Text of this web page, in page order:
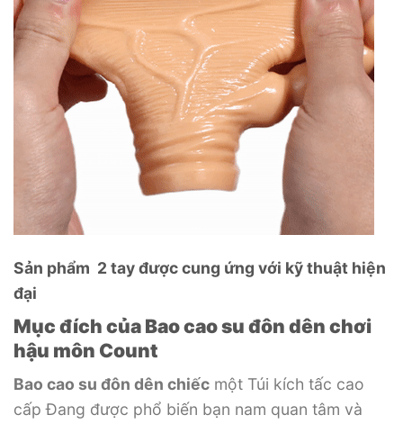
Sản phẩm 2 tay được cung ứng với kỹ thuật hiện
đại
Mục đích của Bao cao su đôn dên chơi
hậu môn Count
Bao cao su đôn dên chiếc một Túi kích tấc cao
cấp Đang được phổ biến bạn nam quan tâm và